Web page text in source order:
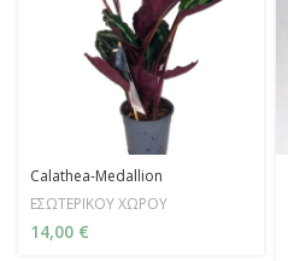
Calathea-Medallion
ΕΣΩΤΕΡΙΚΟΥ ΧΩΡΟΥ
14,00 €